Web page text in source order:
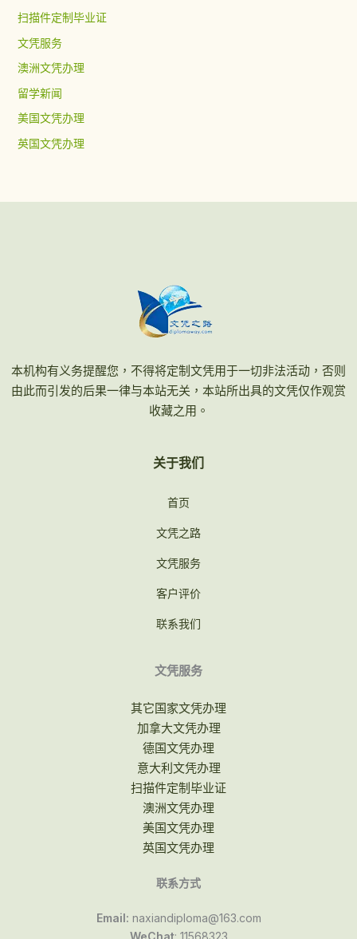
扫描件定制毕业证
文凭服务
澳洲文凭办理
留学新闻
美国文凭办理
英国文凭办理
本机构有义务提醒您，不得将定制文凭用于一切非法活动，否则
由此而引发的后果一律与本站无关，本站所出具的文凭仅作观赏
收藏之用。
关于我们
首页
文凭之路
文凭服务
客户评价
联系我们
文凭服务
其它国家文凭办理
加拿大文凭办理
德国文凭办理
意大利文凭办理
扫描件定制毕业证
澳洲文凭办理
美国文凭办理
英国文凭办理
联系方式
Email: naxiandiploma@163.com
WeChat: 11568323